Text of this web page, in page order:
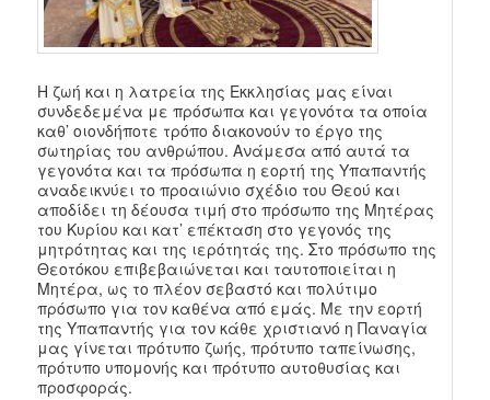
Η ζωή και η λατρεία της Εκκλησίας μας είναι
συνδεδεμένα με πρόσωπα και γεγονότα τα οποία
καθ’ οιονδήποτε τρόπο διακονούν το έργο της
σωτηρίας του ανθρώπου. Ανάμεσα από αυτά τα
γεγονότα και τα πρόσωπα η εορτή της Υπαπαντής
αναδεικνύει το προαιώνιο σχέδιο του Θεού και
αποδίδει τη δέουσα τιμή στο πρόσωπο της Μητέρας
του Κυρίου και κατ’ επέκταση στο γεγονός της
μητρότητας και της ιερότητάς της. Στο πρόσωπο της
Θεοτόκου επιβεβαιώνεται και ταυτοποιείται η
Μητέρα, ως το πλέον σεβαστό και πολύτιμο
πρόσωπο για τον καθένα από εμάς. Με την εορτή
της Υπαπαντής για τον κάθε χριστιανό η Παναγία
μας γίνεται πρότυπο ζωής, πρότυπο ταπείνωσης,
πρότυπο υπομονής και πρότυπο αυτοθυσίας και
προσφοράς.